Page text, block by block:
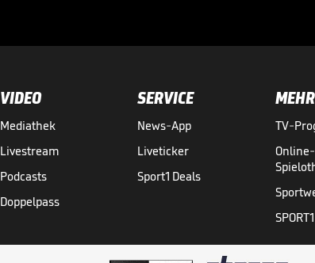
VIDEO
Mediathek
Livestream
Podcasts
Doppelpass
SERVICE
News-App
Liveticker
Sport1 Deals
MEHR
TV-